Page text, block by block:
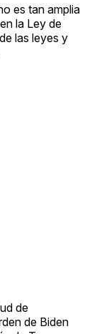
es tan amplia
la Ley de
las leyes y
de
de Biden